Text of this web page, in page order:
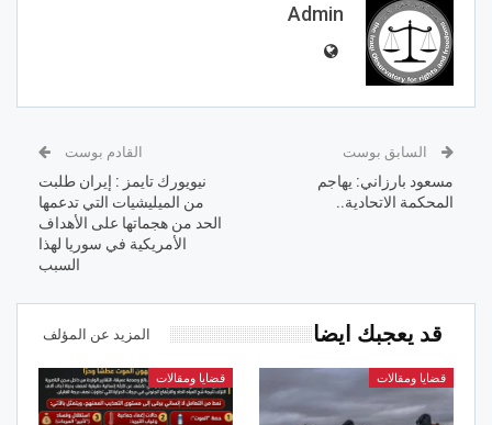
Admin
السابق بوست
مسعود بارزاني: يهاجم
المحكمة الاتحادية..
القادم بوست
نيويورك تايمز : إيران طلبت
من الميليشيات التي تدعمها
الحد من هجماتها على الأهداف
الأمريكية في سوريا لهذا
السبب
قد يعجبك ايضا المزيد عن المؤلف
قضايا ومقالات قضايا ومقالات